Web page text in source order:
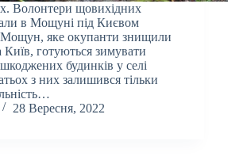
Волонтери щовихідних
в Мощуні під Києвом
яке окупанти знищили
Київ, готуються зимувати
будинків у селі
з них залишився тільки
28 Вересня, 2022